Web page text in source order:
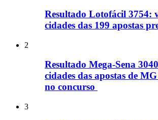
Resultado Lotofácil 3754:
cidades das 199 apostas
2
Resultado Mega-Sena
cidades das apostas de
no concurso
3